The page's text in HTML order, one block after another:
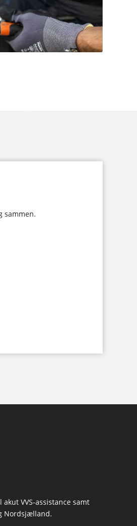
sammen.
VVS-assistance samt
Nordsjælland.